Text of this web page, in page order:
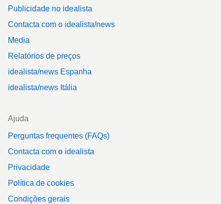
Publicidade no idealista
Contacta com o idealista/news
Media
Relatórios de preços
idealista/news Espanha
idealista/news Itália
Ajuda
Perguntas frequentes (FAQs)
Contacta com o idealista
Privacidade
Política de cookies
Condições gerais